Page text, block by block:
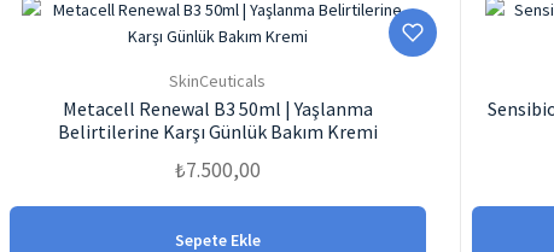
SkinCeuticals
Metacell Renewal B3 50ml | Yaşlanma
Belirtilerine Karşı Günlük Bakım Kremi
₺7.500,00
Sepete Ekle